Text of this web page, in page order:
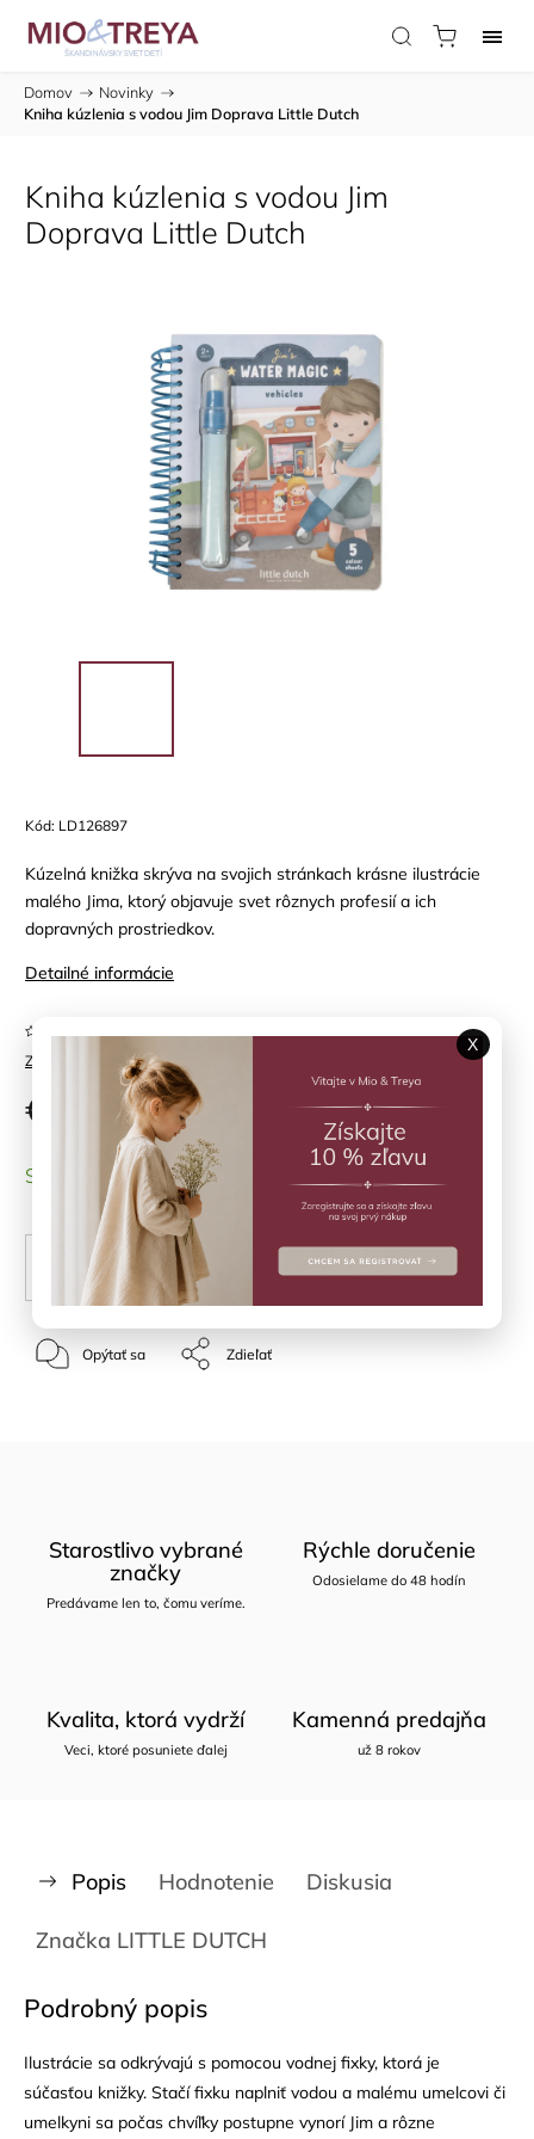
Domov / Novinky /
Kniha kúzlenia s vodou Jim Doprava Little Dutch
Kniha kúzlenia s vodou Jim
Doprava Little Dutch
Kód: LD126897
Kúzelná knižka skrýva na svojich stránkach krásne ilustrácie
malého Jima, ktorý objavuje svet rôznych profesií a ich
dopravných prostriedkov.
Detailné informácie
Značka: LITTLE DUTCH
€9,90
SKLADOM (1 ks)
PRIDAŤ DO KOŠÍKA
Opýtať sa Zdieľať
Starostlivo vybrané
značky
Predávame len to, čomu veríme.
Rýchle doručenie
Odosielame do 48 hodín
Kvalita, ktorá vydrží
Veci, ktoré posuniete ďalej
Kamenná predajňa
už 8 rokov
Popis Hodnotenie Diskusia
Značka LITTLE DUTCH
Podrobný popis
Ilustrácie sa odkrývajú s pomocou vodnej fixky, ktorá je
súčasťou knižky. Stačí fixku naplniť vodou a malému umelcovi či
umelkyni sa počas chvíľky postupne vynorí Jim a rôzne
X